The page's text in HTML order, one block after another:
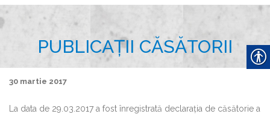
ă
PUBLICAŢII CĂSĂTORII
30 martie 2017
La data de 29.03.2017 a fost înregistrată declaraţia de căsătorie a